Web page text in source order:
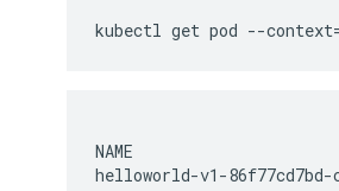
kubectl get pod --
NAME
helloworld-v1-